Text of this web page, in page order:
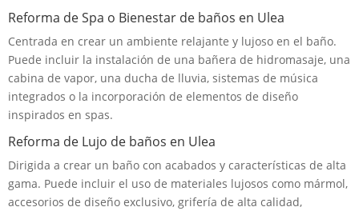
Reforma de Spa o Bienestar de baños en Ulea
Centrada en crear un ambiente relajante y lujoso en el baño.
Puede incluir la instalación de una bañera de hidromasaje, una
cabina de vapor, una ducha de lluvia, sistemas de música
integrados o la incorporación de elementos de diseño
inspirados en spas.
Reforma de Lujo de baños en Ulea
Dirigida a crear un baño con acabados y características de alta
gama. Puede incluir el uso de materiales lujosos como mármol,
accesorios de diseño exclusivo, grifería de alta calidad,